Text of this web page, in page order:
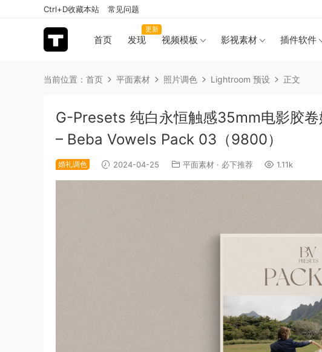
首页 发现
更新
视频模板 影视素材 插件软件
Ctrl+D收藏本站 常见问题
当前位置： 首页 平面素材 照片调色 Lightroom 预设 正文
G-Presets 纯白永恒触感35mm电影胶
– Beba Vowels Pack 03（9800）
婚礼调色 2024-04-25 平面素材 · 必下推荐 1.11k